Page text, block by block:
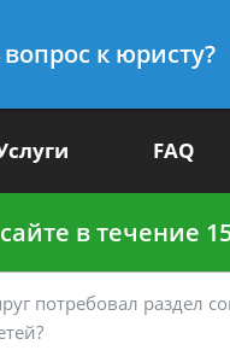
FAQ
в течение
к юристу?